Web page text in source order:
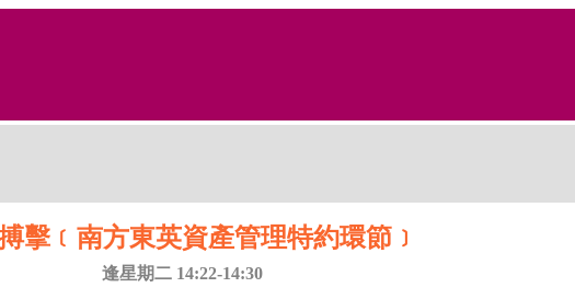
擊﹝南方東英資產管理特約環節﹞
逢星期二 14:22-14:30